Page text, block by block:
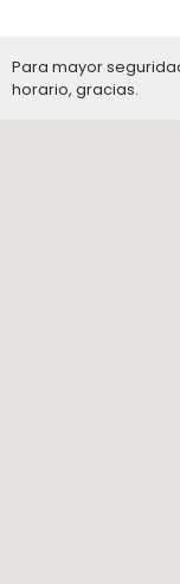
Para mayor
horario, gracias.